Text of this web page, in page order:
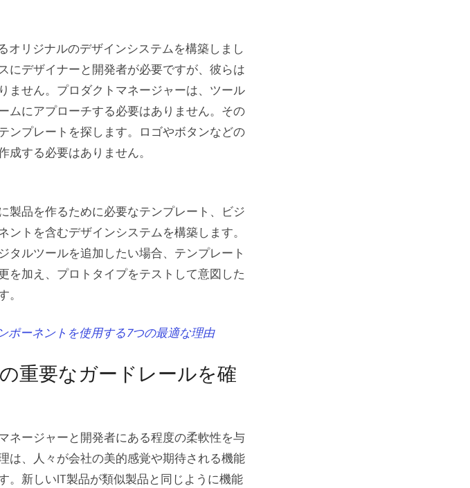
オリジナルのデザインシステムを構築しまし
にデザイナーと開発者が必要ですが、彼らは
ません。プロダクトマネージャーは、ツール
ムにアプローチする必要はありません。その
ンプレートを探します。ロゴやボタンなどの
成する必要はありません。
製品を作るために必要なテンプレート、ビジ
トを含むデザインシステムを構築します。
タルツールを追加したい場合、テンプレート
を加え、プロトタイプをテストして意図した
。
ポーネントを使用する7つの最適な理由
重要なガードレールを確
ネージャーと開発者にある程度の柔軟性を与
は、人々が会社の美的感覚や期待される機能
。新しいIT製品が類似製品と同じように機能